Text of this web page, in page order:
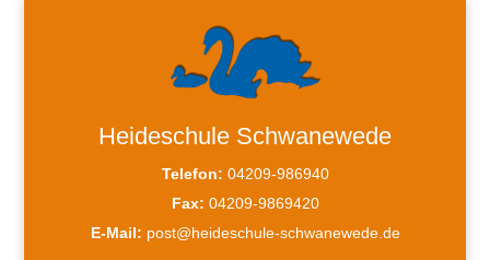
Heideschule Schwanewede
Telefon: 04209-986940
Fax: 04209-9869420
E-Mail: post@heideschule-schwanewede.de